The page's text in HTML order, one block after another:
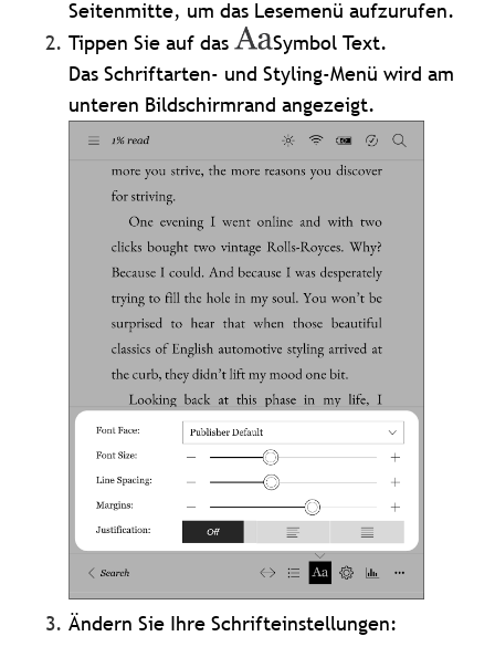
Seitenmitte, um das Lesemenü aufzurufen.
Tippen Sie auf das
Symbol Text.
Das Schriftarten- und Styling-Menü wird am
unteren Bildschirmrand angezeigt.
Ändern Sie Ihre Schrifteinstellungen: